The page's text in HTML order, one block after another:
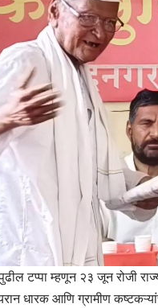
टप्पा म्हणून २३ जून रोजी
धारक आणि ग्रामीण